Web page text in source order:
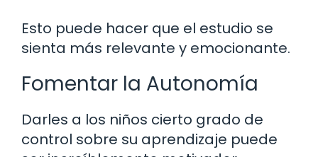
Esto puede hacer que el estudio se
sienta más relevante y emocionante.
Fomentar la Autonomía
Darles a los niños cierto grado de
control sobre su aprendizaje puede